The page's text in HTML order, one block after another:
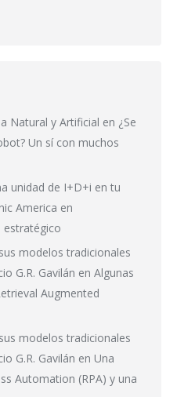
Natural y Artificial en ¿Se
Un sí con muchos
unidad de I+D+i en tu
America en
estratégico
modelos tradicionales
G.R. Gavilán en Algunas
Augmented
modelos tradicionales
G.R. Gavilán en Una
Automation (RPA) y una